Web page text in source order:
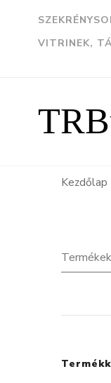
VITRINEK,
Kezdőlap
Keresés
a